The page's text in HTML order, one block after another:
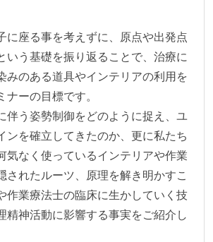
に座る事を考えずに、原点や出発点
いう基礎を振り返ることで、治療に
みのある道具やインテリアの利用を
ーの目標です。
伴う姿勢制御をどのように捉え、ユ
ンを確立してきたのか、更に私たち
気なく使っているインテリアや作業
されたルーツ、原理を解き明かすこ
作業療法士の臨床に生かしていく技
精神活動に影響する事実をご紹介し